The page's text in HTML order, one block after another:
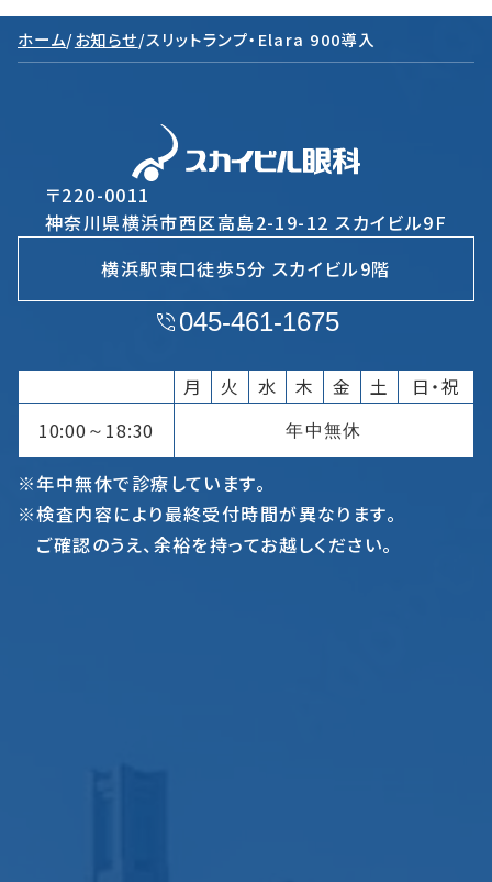
ホーム/お知らせ/スリットランプ・Elara 900導入
〒220-0011
神奈川県横浜市西区高島2-19-12 スカイビル9F
横浜駅東口徒歩5分 スカイビル9階
045-461-1675
月 火 水 木 金 土
日・祝
10:00 ～ 18:30 年中無休
※年中無休で診療しています。
※検査内容により最終受付時間が異なります。
ご確認のうえ、余裕を持ってお越しください。